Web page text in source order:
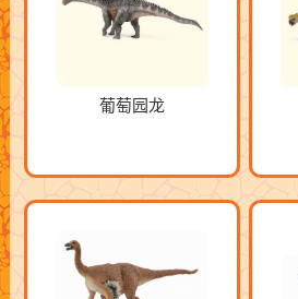
葡萄园龙